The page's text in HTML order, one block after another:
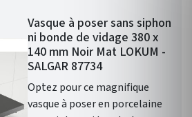
robinet à bec haut ou encastré
dans le mur. Diamètre de 390
mm Profondeur de 140 mm
Coloris : Blanc Mat. Cette
vasque ALTIRO en porcelaine
blanche se caractérise par
Vasque à poser sans siphon
ni bonde de vidage 380 x
140 mm Noir Mat LOKUM -
SALGAR 87734
Optez pour ce magnifique
vasque à poser en porcelaine